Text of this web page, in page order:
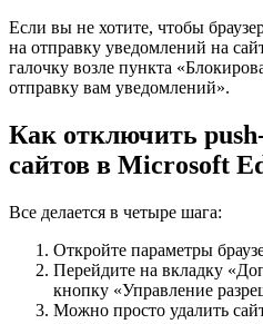
Если вы не хотите, чтобы
на отправку уведомлений на
галочку возле пункта
отправку вам уведомлений».
Как отключить
сайтов в Microsoft
Все делается в четыре шага:
Откройте параметры
Перейдите на вкладку
кнопку «Управление
Можно просто удалить